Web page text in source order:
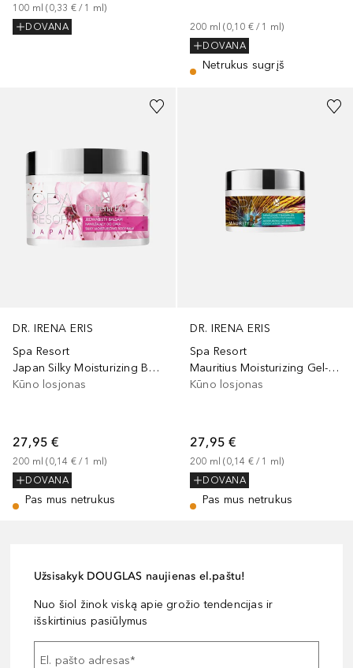
100 ml (0,33 € / 1 ml)
DOVANA
200 ml (0,10 € / 1 ml)
DOVANA
Netrukus sugrįš
DR. IRENA ERIS
Spa Resort
Japan Silky Moisturizing Body Balm
Kūno losjonas
27,95 €
200 ml (0,14 € / 1 ml)
DOVANA
Pas mus netrukus
DR. IRENA ERIS
Spa Resort
Mauritius Moisturizing Gel-Balm For Body
Kūno losjonas
27,95 €
200 ml (0,14 € / 1 ml)
DOVANA
Pas mus netrukus
Užsisakyk DOUGLAS naujienas el.paštu!
Nuo šiol žinok viską apie grožio tendencijas ir
išskirtinius pasiūlymus
El. pašto adresas*